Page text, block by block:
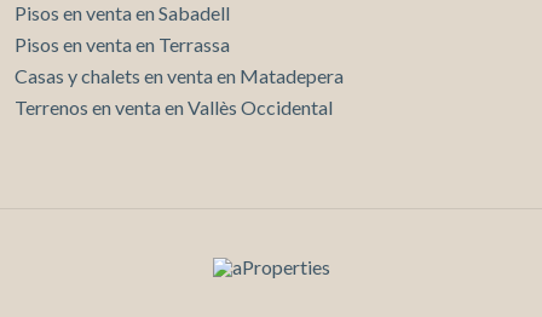
Pisos en venta en Sabadell
Pisos en venta en Terrassa
Casas y chalets en venta en Matadepera
Terrenos en venta en Vallès Occidental